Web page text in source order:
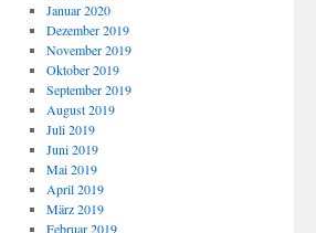
Januar 2020
Dezember 2019
November 2019
Oktober 2019
September 2019
August 2019
Juli 2019
Juni 2019
Mai 2019
April 2019
März 2019
Februar 2019